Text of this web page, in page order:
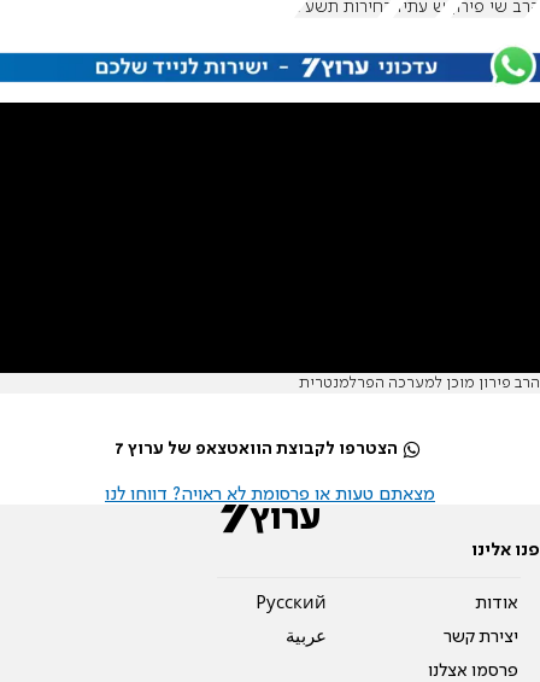
הרב שי פירון יש עתיד בחירות תשע"ג
הרב פירון מוכן למערכה הפרלמנטרית
הצטרפו לקבוצת הוואטצאפ של ערוץ 7
מצאתם טעות או פרסומת לא ראויה? דווחו לנו
פנו אלינו
אודות
יצירת קשר
פרסמו אצלנו
Pусский
عربية